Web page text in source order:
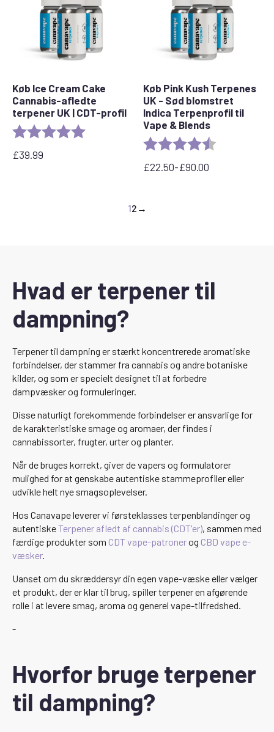
Køb Ice Cream Cake
Cannabis-afledte
terpener UK | CDT-profil
Bedømmelse: 5,0 ud af 5 stjerner
£39.99
Køb Pink Kush Terpenes
UK - Sød blomstret
Indica Terpenprofil til
Vape & Blends
Bedømmelse:
£22.50-£90.00
Prisinterval:
£90,00
12 →
Hvad er terpener til
dampning?
Terpener til dampning er stærkt koncentrerede aromatiske
forbindelser, der stammer fra cannabis og andre botaniske
kilder, og som er specielt designet til at forbedre
dampvæsker og formuleringer.
Disse naturligt forekommende forbindelser er ansvarlige for
de karakteristiske smage og aromaer, der findes i
cannabissorter, frugter, urter og planter.
Når de bruges korrekt, giver de vapers og formulatorer
mulighed for at genskabe autentiske stammeprofiler eller
udvikle helt nye smagsoplevelser.
Hos Canavape leverer vi førsteklasses terpenblandinger og
autentiskeTerpener afledt af cannabis (CDT'er), sammen med
færdige produkter som CDT vape-patronerog CBD vape e-
væsker.
Uanset om du skræddersyr din egen vape-væske eller vælger
et produkt, der er klar til brug, spiller terpener en afgørende
rolle i at levere smag, aroma og generel vape-tilfredshed.
-
Hvorfor bruge terpener
til dampning?